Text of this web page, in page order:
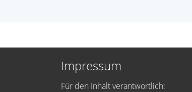
Impressum
Für den Inhalt verantwortlich: